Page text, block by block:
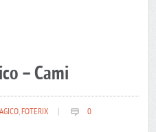
– Cami
,FOTERIX 0